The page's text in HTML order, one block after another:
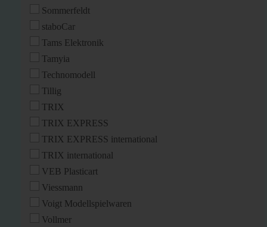
Sommerfeldt
staboCar
Tams Elektronik
Tamyia
Technomodell
Tillig
TRIX
TRIX EXPRESS
TRIX EXPRESS international
TRIX international
VEB Plasticart
Viessmann
Voigt Modellspielwaren
Vollmer